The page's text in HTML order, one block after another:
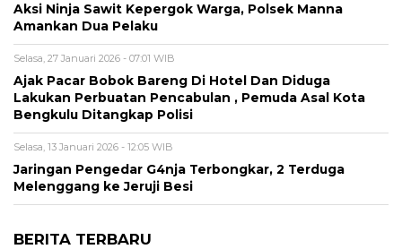
Aksi Ninja Sawit Kepergok Warga, Polsek Manna
Amankan Dua Pelaku
Selasa, 27 Januari 2026 - 07:01 WIB
Ajak Pacar Bobok Bareng Di Hotel Dan Diduga
Lakukan Perbuatan Pencabulan , Pemuda Asal Kota
Bengkulu Ditangkap Polisi
Selasa, 13 Januari 2026 - 12:05 WIB
Jaringan Pengedar G4nja Terbongkar, 2 Terduga
Melenggang ke Jeruji Besi
BERITA TERBARU